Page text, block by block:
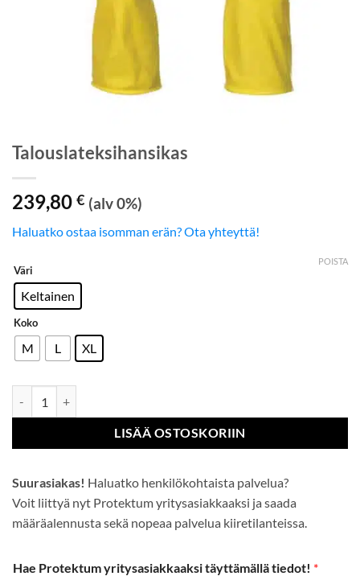
Talouslateksihansikas
239,80 € (alv 0%)
Haluatko ostaa isomman erän? Ota yhteyttä!
Väri
Keltainen
Koko
M L XL
POISTA
LISÄÄ OSTOSKORIIN
Suurasiakas! Haluatko henkilökohtaista palvelua?
Voit liittyä nyt Protektum yritysasiakkaaksi ja saada
määräalennusta sekä nopeaa palvelua kiiretilanteissa.
Hae Protektum yritysasiakkaaksi täyttämällä tiedot! *